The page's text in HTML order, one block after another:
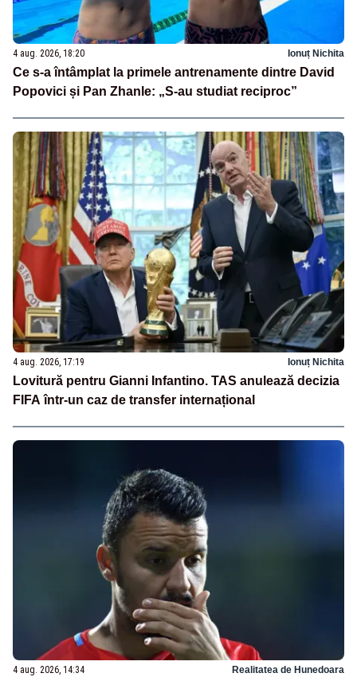
4 aug. 2026, 18:20 Ionuț Nichita
Ce s-a întâmplat la primele antrenamente dintre David
Popovici și Pan Zhanle: „S-au studiat reciproc”
4 aug. 2026, 17:19 Ionuț Nichita
Lovitură pentru Gianni Infantino. TAS anulează decizia
FIFA într-un caz de transfer internațional
4 aug. 2026, 14:34 Realitatea de Hunedoara